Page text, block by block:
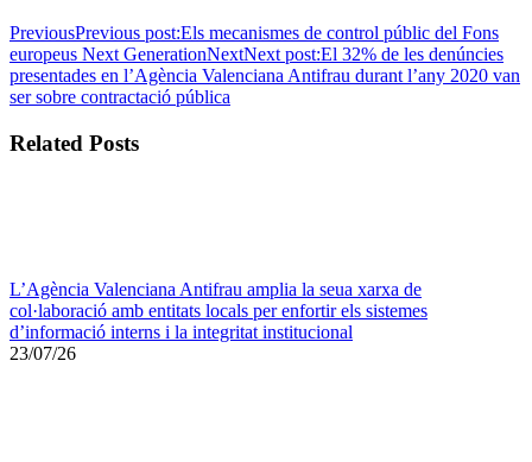
PreviousPrevious post:Els mecanismes de control públic del Fons
europeus Next GenerationNextNext post:El 32% de les denúncies
presentades en l’Agència Valenciana Antifrau durant l’any 2020 van
ser sobre contractació pública
Related Posts
L’Agència Valenciana Antifrau amplia la seua xarxa de
col·laboració amb entitats locals per enfortir els sistemes
d’informació interns i la integritat institucional
23/07/26